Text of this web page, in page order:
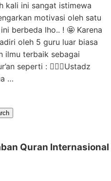
kali ini sangat istimewa
motivasi oleh satu
berbeda lho.. ! 🤩 Karena
oleh 5 guru luar biasa
ilmu terbaik sebagai
seperti : 👳🏻‍♂️Ustadz
…
Quran Internasional